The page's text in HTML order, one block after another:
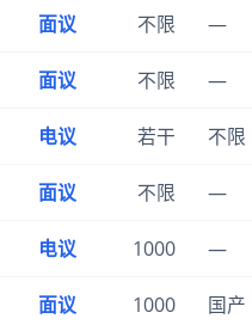
面议 不限 —
面议 不限 —
电议 若干 不限
面议 不限 —
电议 1000 —
面议 1000 国产